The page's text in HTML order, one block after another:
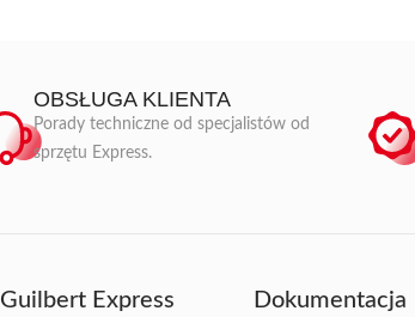
OBSŁUGA KLIENTA
Porady techniczne od specjalistów od
sprzętu Express.
Guilbert Express Dokumentacja